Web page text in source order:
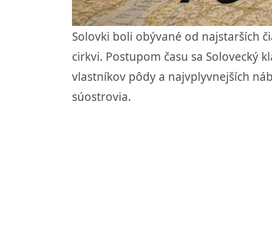
Solovki boli obývané od najstarších
cirkvi. Postupom času sa Solovecký
vlastníkov pôdy a najvplyvnejších
súostrovia.